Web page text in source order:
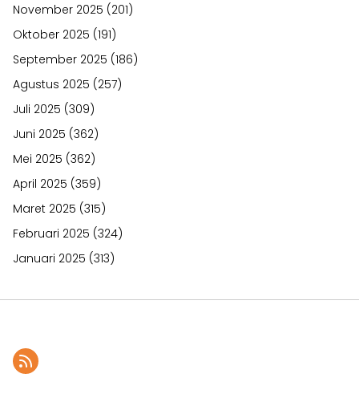
November 2025 (201)
Oktober 2025 (191)
September 2025 (186)
Agustus 2025 (257)
Juli 2025 (309)
Juni 2025 (362)
Mei 2025 (362)
April 2025 (359)
Maret 2025 (315)
Februari 2025 (324)
Januari 2025 (313)